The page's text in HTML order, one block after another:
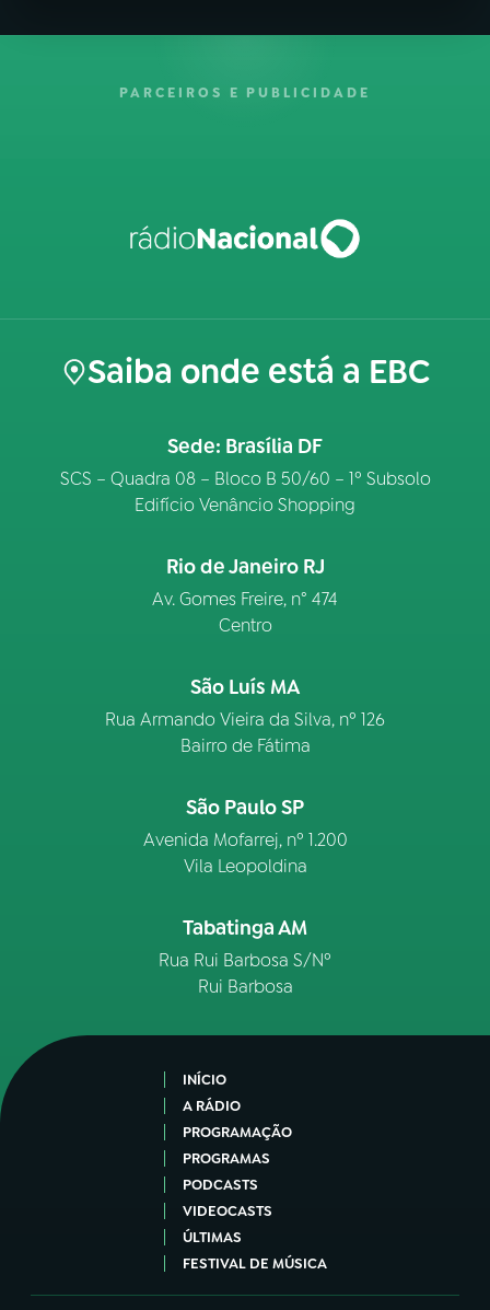
PARCEIROS E PUBLICIDADE
Saiba onde está a EBC
Sede: Brasília DF
SCS – Quadra 08 – Bloco B 50/60 – 1º Subsolo
Edifício Venâncio Shopping
Rio de Janeiro RJ
Av. Gomes Freire, n° 474
Centro
São Luís MA
Rua Armando Vieira da Silva, nº 126
Bairro de Fátima
São Paulo SP
Avenida Mofarrej, nº 1.200
Vila Leopoldina
Tabatinga AM
Rua Rui Barbosa S/Nº
Rui Barbosa
INÍCIO
A RÁDIO
PROGRAMAÇÃO
PROGRAMAS
PODCASTS
VIDEOCASTS
ÚLTIMAS
FESTIVAL DE MÚSICA